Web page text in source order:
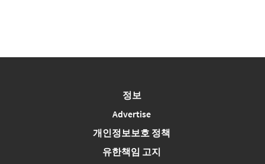
정보
Advertise
개인정보보호 정책
유한책임 고지